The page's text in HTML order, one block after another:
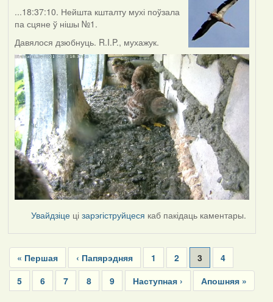
...18:37:10. Нейшта кшталту мухі поўзала
па сцяне ў нішы №1.
Давялося дзюбнуць. R.I.P., мухажук.
Увайдзіце цізарэгіструйцеся каб пакідаць каментары.
Pagination
First
page
« Першая
Previous
page
‹ Папярэдняя Page
1 Page
2
Current
page
3 Page
4
Page
5 Page
6 Page
7 Page
8 Page
9
Next
page
Наступная ›
Last
page
Апошняя »